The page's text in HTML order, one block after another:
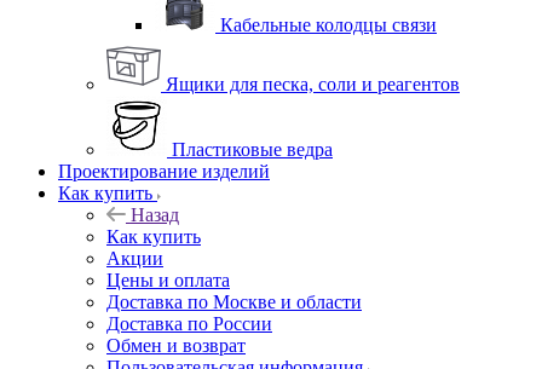
Кабельные колодцы связи
Ящики для песка, соли и реагентов
Пластиковые ведра
Проектирование изделий
Как купить
Назад
Как купить
Акции
Цены и оплата
Доставка по Москве и области
Доставка по России
Обмен и возврат